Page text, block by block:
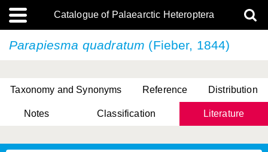
Catalogue of Palaearctic Heteroptera
Parapiesma quadratum (Fieber, 1844)
Taxonomy and Synonyms Reference Distribution
Notes Classification Literature